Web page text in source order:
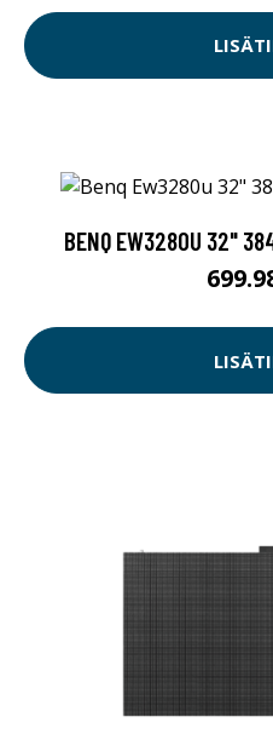
BENQ EW3280U 32"